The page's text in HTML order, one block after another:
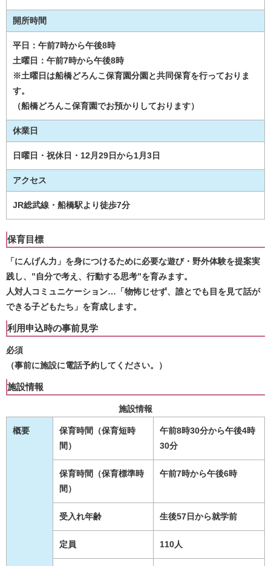
開所時間
平日：午前7時から午後8時
土曜日：午前7時から午後8時
※土曜日は船橋どろんこ保育園分園と共同保育を行っておりま
す。
（船橋どろんこ保育園でお預かりしております）
休業日
日曜日・祝休日・12月29日から1月3日
アクセス
JR総武線・船橋駅より徒歩7分
保育目標
「にんげん力」を身につけるために必要な遊び・野外体験を提案実
践し、”自分で考え、行動する思考”を育みます。
人対人コミュニケーション…「物怖じせず、誰とでも目を見て話が
できる子どもたち」を育成します。
利用申込時の事前見学
必須
（事前に施設に電話予約してください。）
施設情報
施設情報
概要
保育時間（保育短時
間）
午前8時30分から午後4時
30分
保育時間（保育標準時
間）
午前7時から午後6時
受入れ年齢 生後57日から就学前
定員 110人